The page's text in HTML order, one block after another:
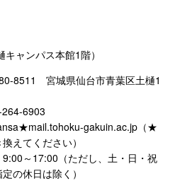
ャンパス本館1階）
8511 宮城県仙台市青葉区土樋1
6903
gakuin.ac.jp（★
えてください）
～17:00（ただし、土・日・祝
の休日は除く）